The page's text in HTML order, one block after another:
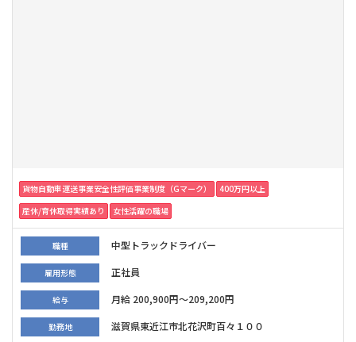
貨物自動車運送事業安全性評価事業制度（Gマーク）
400万円以上
産休/育休取得実績あり
女性活躍の職場
職種 中型トラックドライバー
雇用形態 正社員
給与 月給 200,900円～209,200円
勤務地 滋賀県東近江市北花沢町百々１００